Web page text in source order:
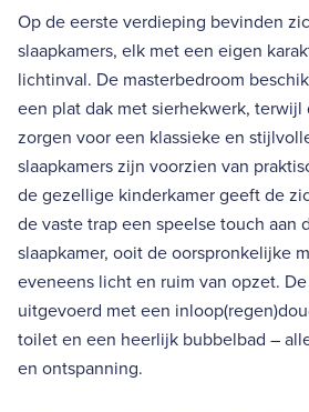
Op de eerste verdieping bevinden
slaapkamers, elk met een eigen
lichtinval. De masterbedroom
een plat dak met sierhekwerk, terwijl
zorgen voor een klassieke en
slaapkamers zijn voorzien van
de gezellige kinderkamer geeft de
de vaste trap een speelse touch aan
slaapkamer, ooit de oorspronkelijke
eveneens licht en ruim van opzet.
uitgevoerd met een
toilet en een heerlijk bubbelbad –
en ontspanning.